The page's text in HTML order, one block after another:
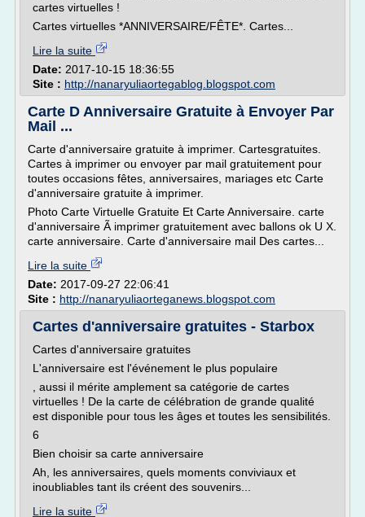
cartes virtuelles !
Cartes virtuelles *ANNIVERSAIRE/FÊTE*. Cartes...
Lire la suite
Date: 2017-10-15 18:36:55
Site : http://nanaryuliaortegablog.blogspot.com
Carte D Anniversaire Gratuite à Envoyer Par
Mail ...
Carte d'anniversaire gratuite à imprimer. Cartesgratuites.
Cartes à imprimer ou envoyer par mail gratuitement pour
toutes occasions fêtes, anniversaires, mariages etc Carte
d'anniversaire gratuite à imprimer.
Photo Carte Virtuelle Gratuite Et Carte Anniversaire. carte
d'anniversaire Ã imprimer gratuitement avec ballons ok U X.
carte anniversaire. Carte d'anniversaire mail Des cartes...
Lire la suite
Date: 2017-09-27 22:06:41
Site : http://nanaryuliaorteganews.blogspot.com
Cartes d'anniversaire gratuites - Starbox
Cartes d'anniversaire gratuites
L'anniversaire est l'événement le plus populaire
, aussi il mérite amplement sa catégorie de cartes
virtuelles ! De la carte de célébration de grande qualité
est disponible pour tous les âges et toutes les sensibilités.
6
Bien choisir sa carte anniversaire
Ah, les anniversaires, quels moments conviviaux et
inoubliables tant ils créent des souvenirs...
Lire la suite